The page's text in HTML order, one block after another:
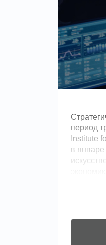
период
Institute
в